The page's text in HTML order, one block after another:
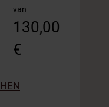
van
130,00
€